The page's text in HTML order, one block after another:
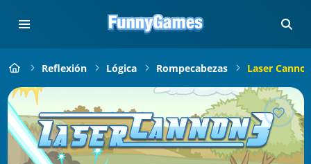
Reflexión Lógica Rompecabezas Laser